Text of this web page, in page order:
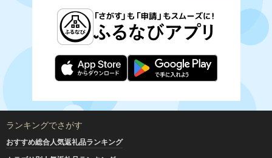
ランキングでさがす
おすすめ総合人気返礼品ランキング